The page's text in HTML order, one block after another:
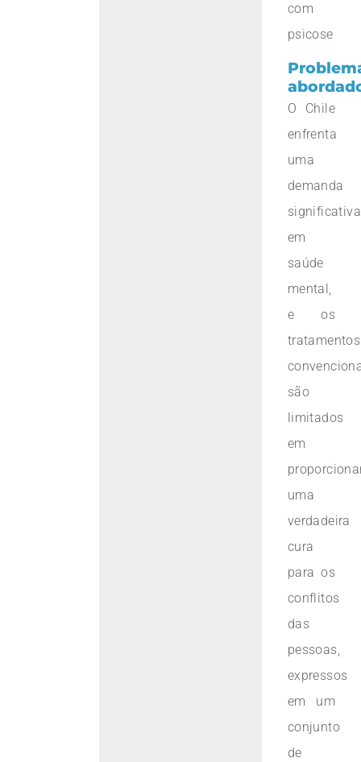
com
psicose
O Chile
enfrenta
uma
demanda
significativa
em
saúde
mental,
e os
tratamentos
são
limitados
em
uma
verdadeira
cura
para os
conflitos
das
pessoas,
expressos
em um
conjunto
de